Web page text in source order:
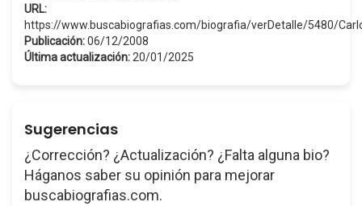
URL:
https://www.buscabiografias.com/biografia/verDetalle/5480/
Publicación:06/12/2008
Última actualización: 20/01/2025
Sugerencias
¿Corrección? ¿Actualización? ¿Falta alguna bio?
Háganos saber su opinión para mejorar
buscabiografias.com.